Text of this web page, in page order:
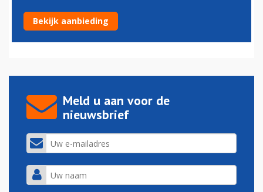
KLM en Transavia kopen gezamenlijk neo-simulatoren
22-10-2022 - 11:00
Meld u aan voor de
nieuwsbrief
Bekijk aanbieding